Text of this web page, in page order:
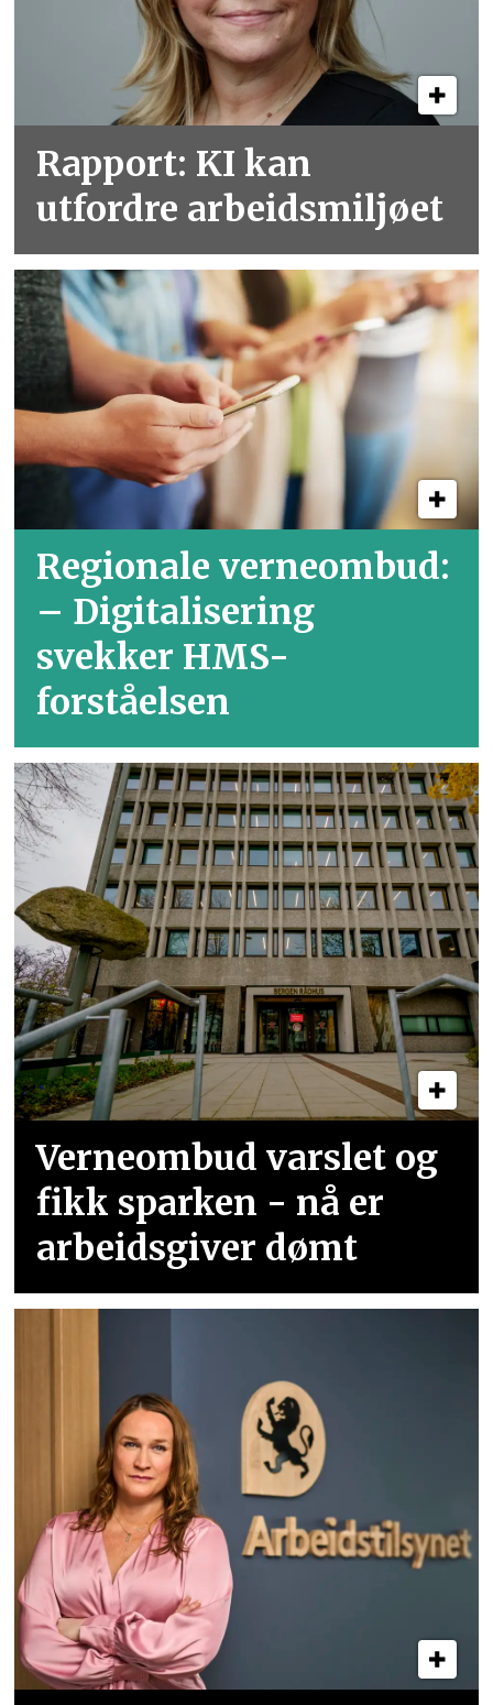
Rapport: KI kan
utfordre arbeidsmiljøet
Regionale verneombud:
– Digitalisering
svekker HMS-
forståelsen
Verneombud varslet og
fikk sparken - nå er
arbeidsgiver dømt